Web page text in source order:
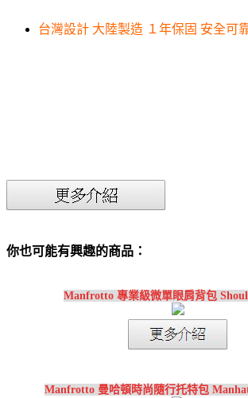
台灣設計 大陸製造 １年保固 安全可
你也可能有興趣的商品：
Manfrotto 專業級微單眼肩背包
Manfrotto 曼哈頓時尚隨行托特包